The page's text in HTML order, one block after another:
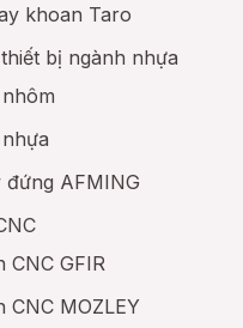
khoan Taro
bị ngành nhựa
đứng AFMING
CNC GFIR
CNC MOZLEY